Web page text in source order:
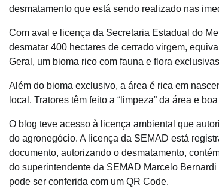
desmatamento que está sendo realizado nas
Com aval e licença da Secretaria Estadual do
desmatar 400 hectares de cerrado virgem,
Geral, um bioma rico com fauna e flora
Além do bioma exclusivo, a área é rica em
local. Tratores têm feito a “limpeza” da área e
O blog teve acesso à licença ambiental que
do agronegócio. A licença da SEMAD está
documento, autorizando o desmatamento,
do superintendente da SEMAD Marcelo
pode ser conferida com um QR Code.